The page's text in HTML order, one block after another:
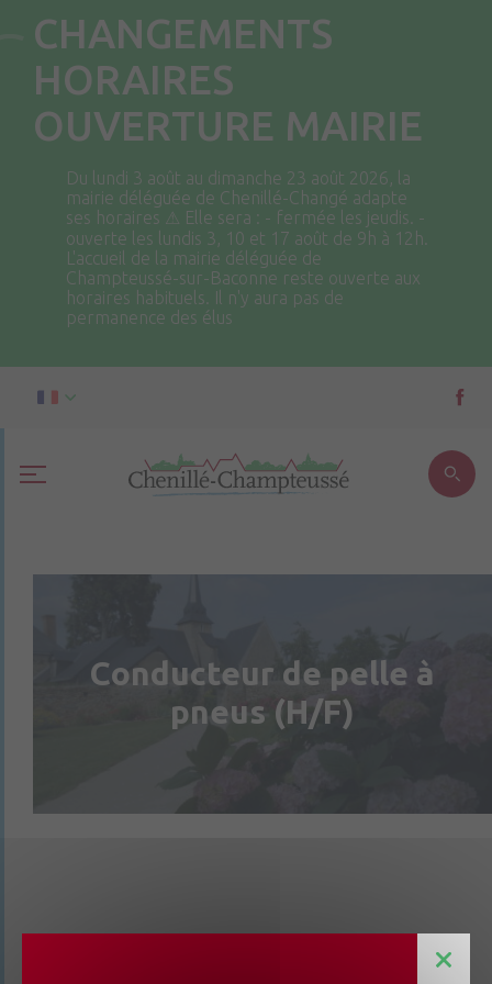
CHANGEMENTS
HORAIRES
OUVERTURE MAIRIE
Du lundi 3 août au dimanche 23 août 2026, la
mairie déléguée de Chenillé-Changé adapte
ses horaires ⚠ Elle sera : - fermée les jeudis. -
ouverte les lundis 3, 10 et 17 août de 9h à 12h.
L'accueil de la mairie déléguée de
Champteussé-sur-Baconne reste ouverte aux
horaires habituels. Il n'y aura pas de
permanence des élus
Conducteur de pelle à
pneus (H/F)